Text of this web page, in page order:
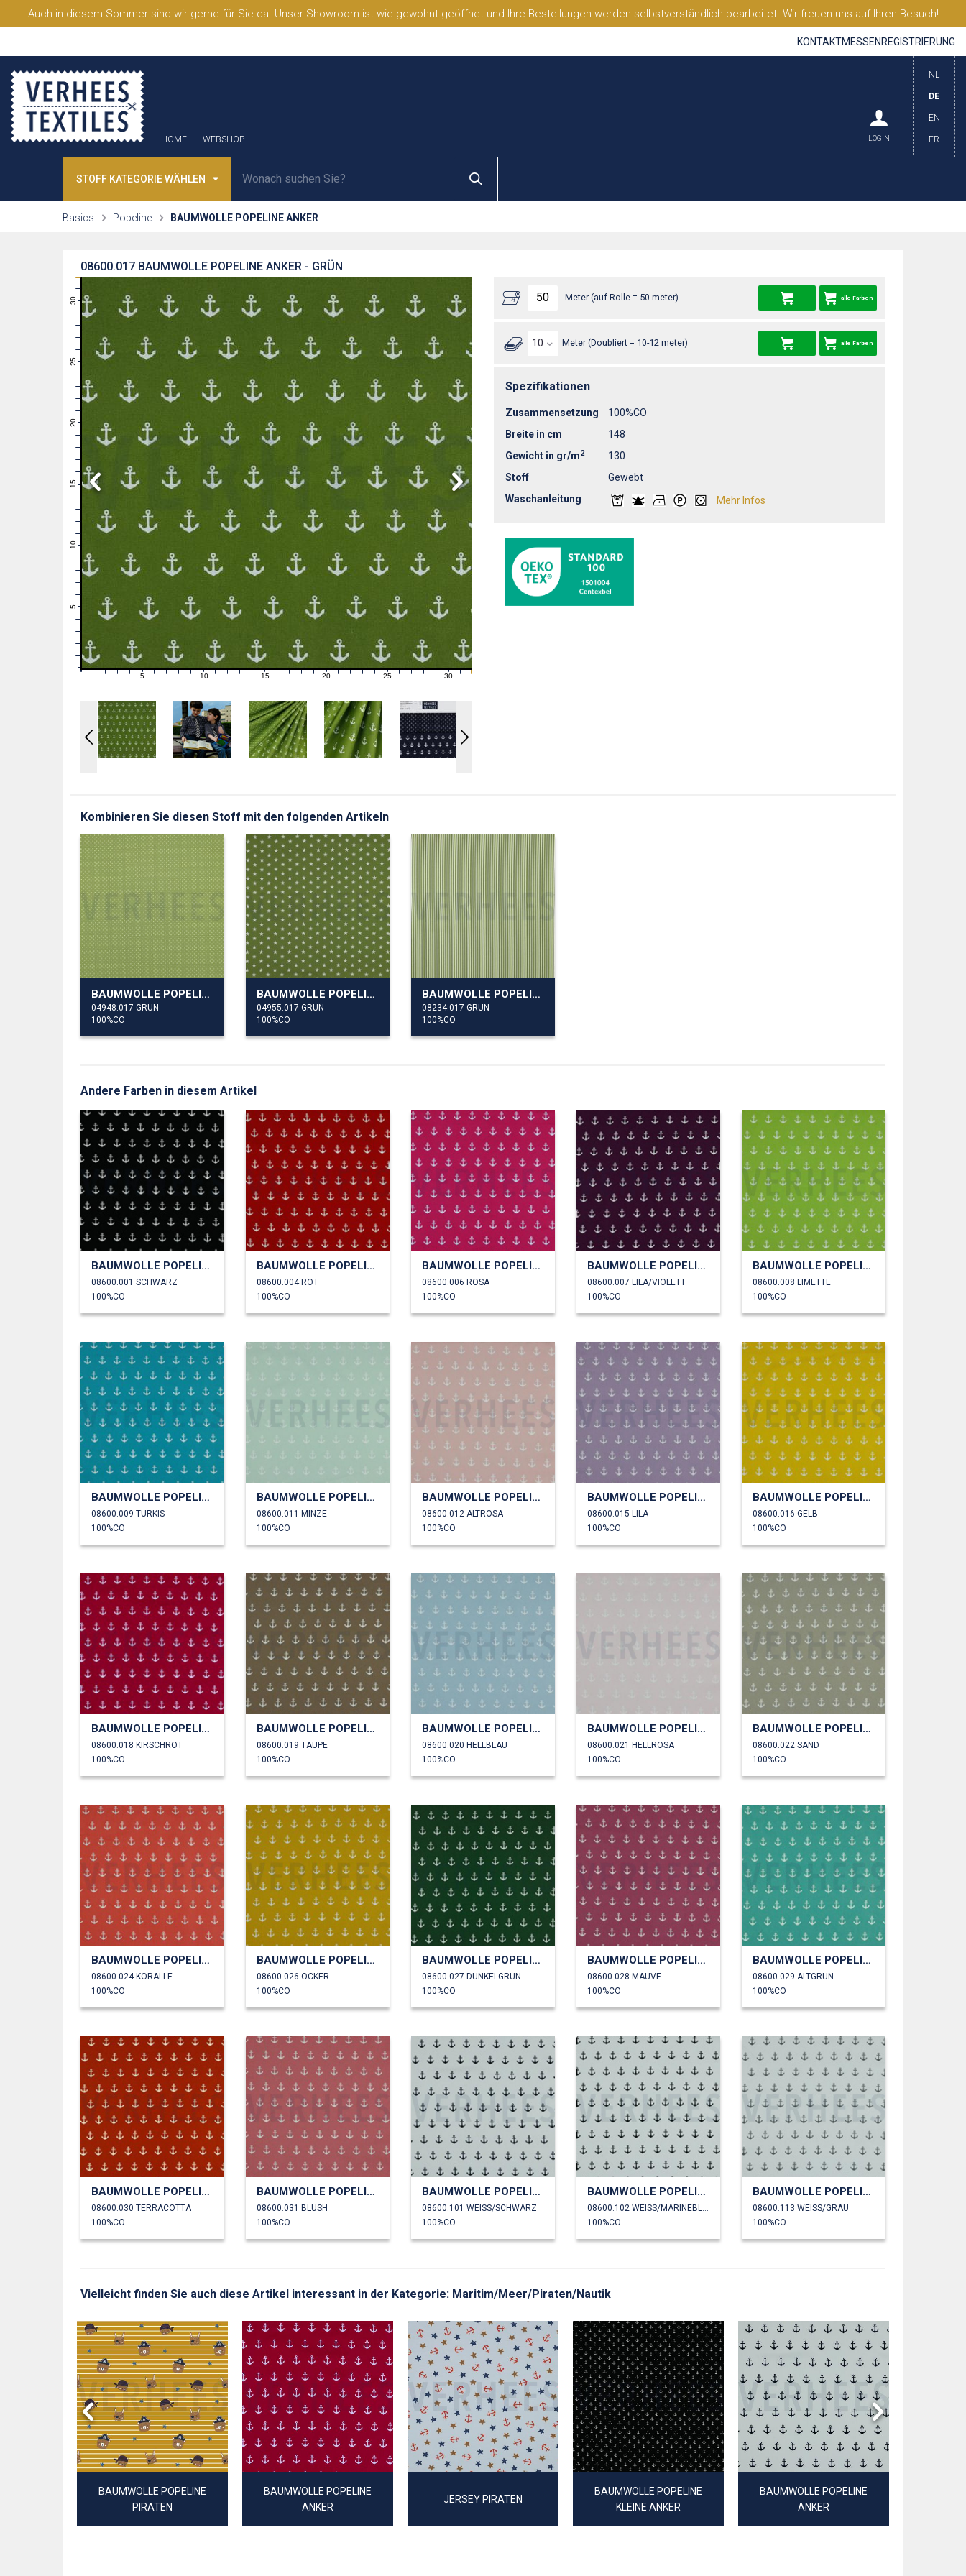
Auch in diesem Sommer sind wir gerne für Sie da. Unser Showroom ist wie gewohnt geöffnet und Ihre Bestellungen werden selbstverständlich bearbeitet. Wir freuen uns auf Ihren Besuch!
KONTAKTMESSEN REGISTRIERUNG
HOME WEBSHOP
NL
DE
EN
FR
LOGIN
STOFF KATEGORIE WÄHLEN
Basics Popeline BAUMWOLLE POPELINE ANKER
BAUMWOLLE POPELINE ANKER - GRÜN
08600.017
0
10
11
12
13
14
15
16
17
18
19
20
21
22
23
24
25
26
27
28
29
30
0 1 2 3 4 6 7 8 9 11 12 13 14 16 17 18 19 21 22 23 24 25 26 27 28 29 31
Meter (auf Rolle = 50 meter) alle Farben
Meter (Doubliert = 10-12 meter) alle Farben
Spezifikationen
Zusammensetzung
100%CO
Breite in cm
148
Gewicht in gr/m2
130
Stoff
Gewebt
Waschanleitung
Mehr Infos
Kombinieren Sie diesen Stoff mit den folgenden Artikeln
BAUMWOLLE POPELINE KLEINE PUNKTE
04948.017 GRÜN
100%CO
BAUMWOLLE POPELINE KLEINE STERNE
04955.017 GRÜN
100%CO
BAUMWOLLE POPELINE STREIFEN
08234.017 GRÜN
100%CO
Andere Farben in diesem Artikel
BAUMWOLLE POPELINE ANKER
08600.001 SCHWARZ
100%CO
BAUMWOLLE POPELINE ANKER
08600.004 ROT
100%CO
BAUMWOLLE POPELINE ANKER
08600.006 ROSA
100%CO
BAUMWOLLE POPELINE ANKER
08600.007 LILA/VIOLETT
100%CO
BAUMWOLLE POPELINE ANKER
08600.008 LIMETTE
100%CO
BAUMWOLLE POPELINE ANKER
08600.009 TÜRKIS
100%CO
BAUMWOLLE POPELINE ANKER
08600.011 MINZE
100%CO
BAUMWOLLE POPELINE ANKER
08600.012 ALTROSA
100%CO
BAUMWOLLE POPELINE ANKER
08600.015 LILA
100%CO
BAUMWOLLE POPELINE ANKER
08600.016 GELB
100%CO
BAUMWOLLE POPELINE ANKER
08600.018 KIRSCHROT
100%CO
BAUMWOLLE POPELINE ANKER
08600.019 TAUPE
100%CO
BAUMWOLLE POPELINE ANKER
08600.020 HELLBLAU
100%CO
BAUMWOLLE POPELINE ANKER
08600.021 HELLROSA
100%CO
BAUMWOLLE POPELINE ANKER
08600.022 SAND
100%CO
BAUMWOLLE POPELINE ANKER
08600.024 KORALLE
100%CO
BAUMWOLLE POPELINE ANKER
08600.026 OCKER
100%CO
BAUMWOLLE POPELINE ANKER
08600.027 DUNKELGRÜN
100%CO
BAUMWOLLE POPELINE ANKER
08600.028 MAUVE
100%CO
BAUMWOLLE POPELINE ANKER
08600.029 ALTGRÜN
100%CO
BAUMWOLLE POPELINE ANKER
08600.030 TERRACOTTA
100%CO
BAUMWOLLE POPELINE ANKER
08600.031 BLUSH
100%CO
BAUMWOLLE POPELINE ANKER
08600.101 WEISS/SCHWARZ
100%CO
BAUMWOLLE POPELINE ANKER
100%CO
BAUMWOLLE POPELINE ANKER
08600.113 WEISS/GRAU
100%CO
Vielleicht finden Sie auch diese Artikel interessant in der Kategorie: Maritim/Meer/Piraten/Nautik
BAUMWOLLE POPELINE
PIRATEN
BAUMWOLLE POPELINE
ANKER
JERSEY PIRATEN
BAUMWOLLE POPELINE
KLEINE ANKER
BAUMWOLLE POPELINE
ANKER